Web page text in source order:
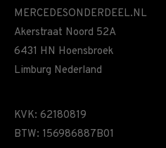
MERCEDESONDERDEEL.NL
Akerstraat Noord 52A
6431 HN Hoensbroek
Limburg Nederland
KVK: 62180819
BTW: 156986887B01